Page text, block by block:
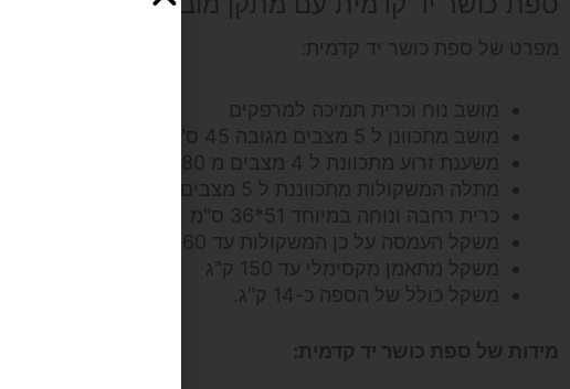
מפרט של ספת כושר יד קדמית:
מושב נוח וכרית תמיכה למרפקים
מושב מתכוונן ל 5 מצבים מגובה 45 ס"מ עד 55 ס"מ
משענת זרוע מתכוונת ל 4 מצבים מ 80 ס"מ עד 95 ס"מ
מתלה המשקולות מתכווננת ל 5 מצבים מ 53 ס"מ עד 73 ס"מ
כרית רחבה ונוחה במיוחד 51*36 ס"מ
משקל העמסה על כן המשקולות עד 160 ק"ג
משקל מתאמן מקסימלי עד 150 ק"ג
משקל כולל של הספה כ-14 ק"ג.
מידות של ספת כושר יד קדמית: